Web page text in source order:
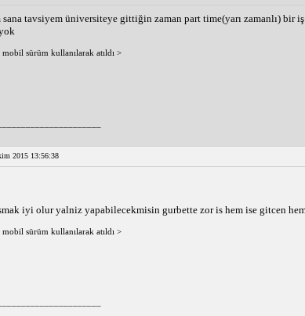
sana tavsiyem üniversiteye gittiğin zaman part time(yarı zamanlı) bir
sürüm kullanılarak atıldı >
2015 13:56:38
iyi olur yalniz yapabilecekmisin gurbette zor is hem ise gitcen
sürüm kullanılarak atıldı >